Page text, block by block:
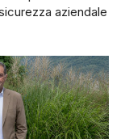
aziendale